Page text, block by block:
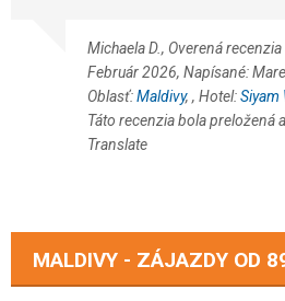
Michaela D., Overená
Február 2026, Napísané:
Oblasť:Maldivy, , Hotel:Siyam
Táto recenzia bola preložená
Translate
MALDIVY - ZÁJAZDY OD